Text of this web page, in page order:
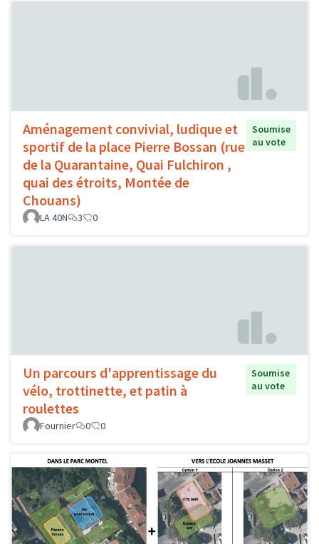
Aménagement convivial, ludique et
sportif de la place Pierre Bossan (rue
de la Quarantaine, Quai Fulchiron ,
quai des étroits, Montée de
Chouans)
Soumise
au vote
LA 40N 3 0
Un parcours d'apprentissage du
vélo, trottinette, et patin à
roulettes
Soumise
au vote
Fournier 0 0